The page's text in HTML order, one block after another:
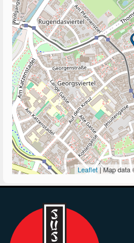
Leaflet| Map data